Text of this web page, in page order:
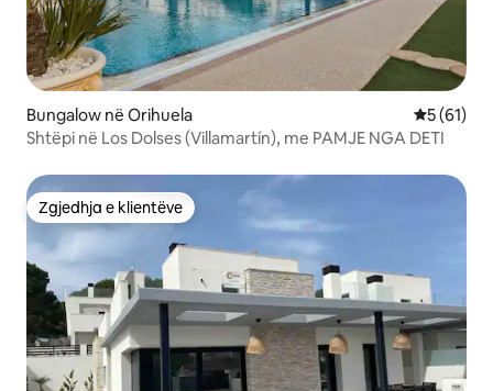
Bungalow në Orihuela Vlerësimi
5 (61)
Shtëpi në Los Dolses (Villamartín), me PAMJE NGA DETI
Zgjedhja e klientëve
Zgjedhja e klientëve